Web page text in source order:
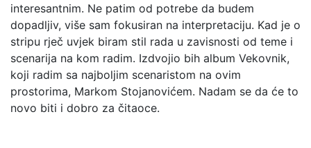
interesantnim. Ne patim od potrebe da budem
dopadljiv, više sam fokusiran na interpretaciju. Kad je o
stripu rječ uvjek biram stil rada u zavisnosti od teme i
scenarija na kom radim. Izdvojio bih album Vekovnik,
koji radim sa najboljim scenaristom na ovim
prostorima, Markom Stojanovićem. Nadam se da će to
novo biti i dobro za čitaoce.